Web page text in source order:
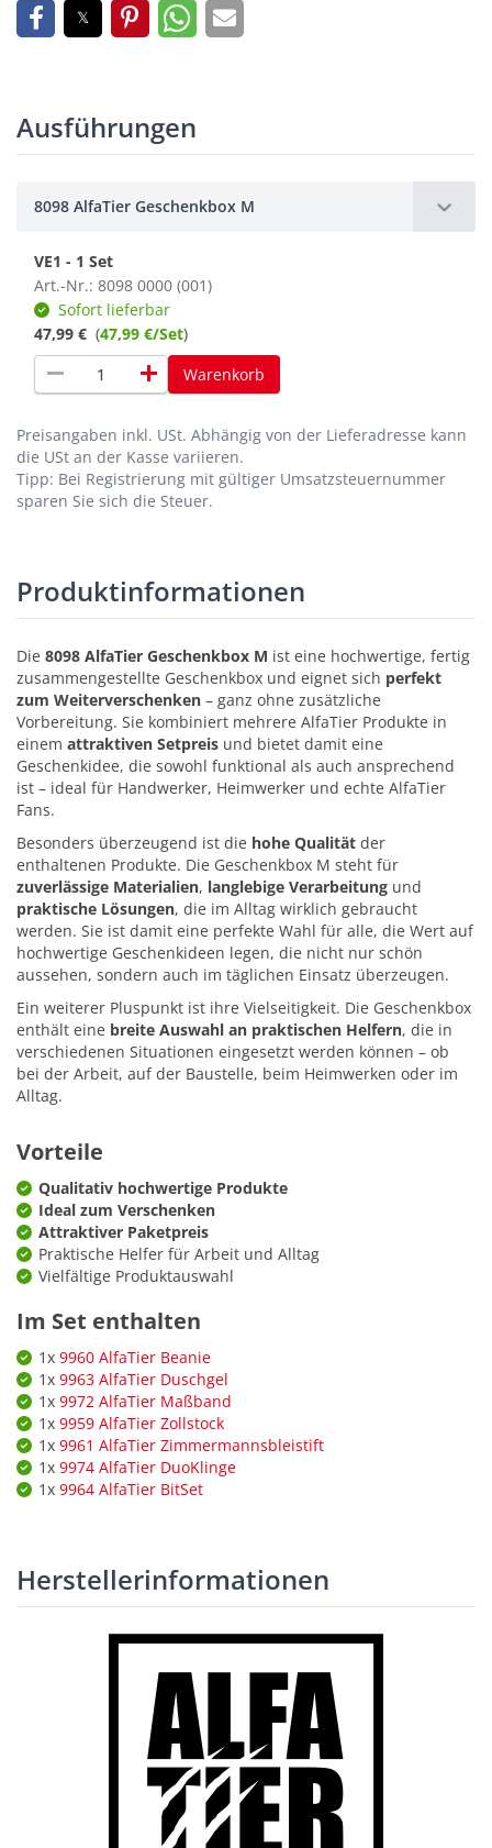
Ausführungen
8098 AlfaTier Geschenkbox M
VE1 - 1 Set
Art.-Nr.: 8098 0000 (001)
Sofort lieferbar
47,99 € (47,99 €/Set)
remove add Warenkorb
Preisangaben inkl. USt. Abhängig von der Lieferadresse kann
die USt an der Kasse variieren.
Tipp: Bei Registrierung mit gültiger Umsatzsteuernummer
sparen Sie sich die Steuer.
Produktinformationen
Die 8098 AlfaTier Geschenkbox M ist eine hochwertige, fertig
zusammengestellte Geschenkbox und eignet sich perfekt
zum Weiterverschenken – ganz ohne zusätzliche
Vorbereitung. Sie kombiniert mehrere AlfaTier Produkte in
einem attraktiven Setpreis und bietet damit eine
Geschenkidee, die sowohl funktional als auch ansprechend
ist – ideal für Handwerker, Heimwerker und echte AlfaTier
Fans.
Besonders überzeugend ist die hohe Qualität der
enthaltenen Produkte. Die Geschenkbox M steht für
zuverlässige Materialien, langlebige Verarbeitung und
praktische Lösungen, die im Alltag wirklich gebraucht
werden. Sie ist damit eine perfekte Wahl für alle, die Wert auf
hochwertige Geschenkideen legen, die nicht nur schön
aussehen, sondern auch im täglichen Einsatz überzeugen.
Ein weiterer Pluspunkt ist ihre Vielseitigkeit. Die Geschenkbox
enthält eine breite Auswahl an praktischen Helfern, die in
verschiedenen Situationen eingesetzt werden können – ob
bei der Arbeit, auf der Baustelle, beim Heimwerken oder im
Alltag.
Vorteile
Qualitativ hochwertige Produkte
Ideal zum Verschenken
Attraktiver Paketpreis
Praktische Helfer für Arbeit und Alltag
Vielfältige Produktauswahl
Im Set enthalten
1x 9960 AlfaTier Beanie
1x 9963 AlfaTier Duschgel
1x 9972 AlfaTier Maßband
1x 9959 AlfaTier Zollstock
1x 9961 AlfaTier Zimmermannsbleistift
1x 9974 AlfaTier DuoKlinge
1x 9964 AlfaTier BitSet
Herstellerinformationen